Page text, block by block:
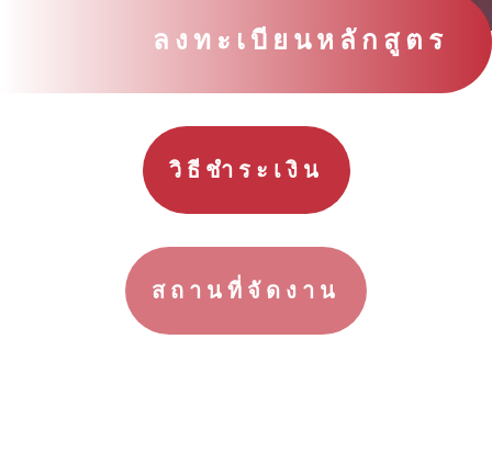
ลงทะเบียนหลักสูตร
วิธีชำระเงิน
สถานที่จัดงาน